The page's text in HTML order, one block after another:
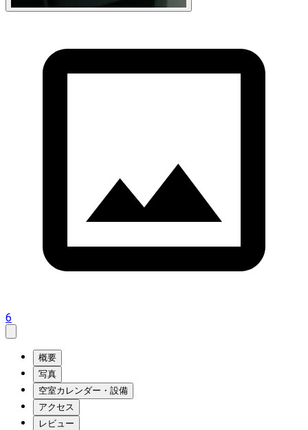
6
概要
写真
空室カレンダー・設備
アクセス
レビュー